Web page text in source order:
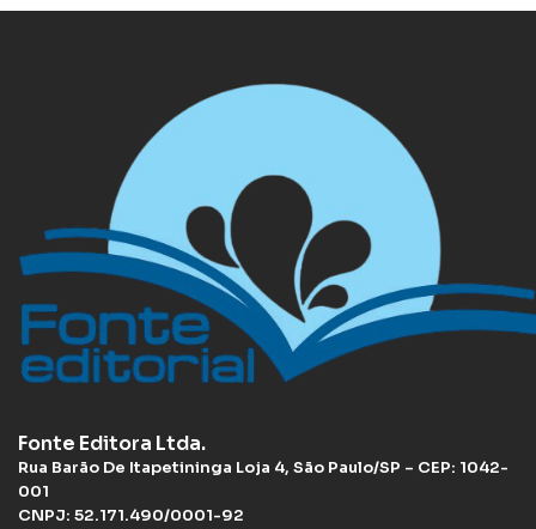
Fonte Editora Ltda.
Rua Barão De Itapetininga Loja 4, São Paulo/SP – CEP: 1042-
001
CNPJ: 52.171.490/0001-92